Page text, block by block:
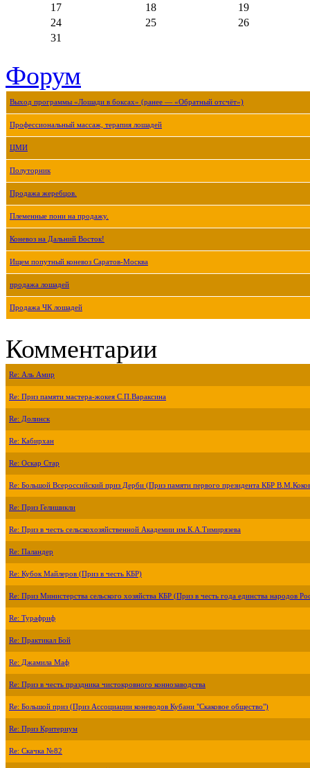
17
18
19
24
25
26
31
Форум
Выход программы «Лошади в боксах» (ранее — «Обратный отсчёт»)
Профессиональный массаж, терапия лошадей
ЦМИ
Полуторник
Продажа жеребцов.
Племенные пони на продажу.
Коневоз на Дальний Восток!
Ищем попутный коневоз Саратов-Москва
продажа лошадей
Продажа ЧК лошадей
Комментарии
Re: Аль Амир
Re: Приз памяти мастера-жокея С.П.Вараксина
Re: Долинск
Re: Кабирхан
Re: Оскар Стар
Re: Большой Всероссийский приз Дерби (Приз памяти первого президента КБР
Re: Приз Гелишикли
Re: Приз в честь сельскохозяйственной Академии им.К.А.Тимирязева
Re: Паландер
Re: Кубок Майлеров (Приз в честь КБР)
Re: Приз Министерства сельского хозяйства КБР (Приз в честь года единства народов
Re: Турафриф
Re: Практикал Бой
Re: Джамила Маф
Re: Приз в честь праздника чистокровного коннозаводства
Re: Большой приз (Приз Ассоциации коневодов Кубани "Скаковое общество")
Re: Приз Критериум
Re: Скачка №82